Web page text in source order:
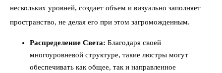
нескольких уровней, создает объем и визуально заполняет
пространство, не делая его при этом загроможденным.
Распределение Света: Благодаря своей
многоуровневой структуре, такие люстры могут
обеспечивать как общее, так и направленное